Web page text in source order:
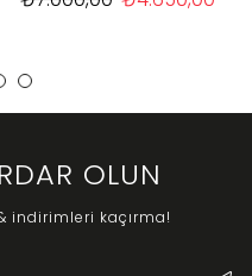
OLUN
indirimleri kaçırma!